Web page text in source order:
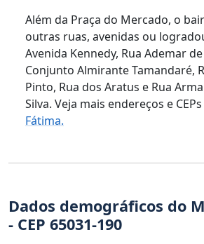
Além da Praça do Mercado, o
outras ruas, avenidas ou
Avenida Kennedy, Rua Ademar
Conjunto Almirante Tamandaré,
Pinto, Rua dos Aratus e Rua
Silva. Veja mais endereços e
Fátima.
Dados demográficos do
- CEP 65031-190